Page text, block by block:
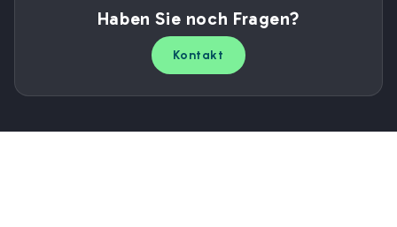
Haben Sie noch Fragen?
Kontakt